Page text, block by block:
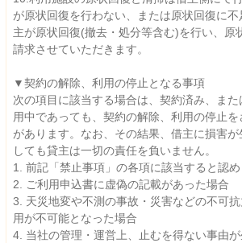
が原状回復を行わない、または原状回復に
主が原状回復(撤去・処分等含む)を行い、原
請求させていただきます。
▼契約の解除、利用の停止となる事項
次の項目に該当する場合は、契約済み、ま
用中であっても、契約の解除、利用の停止を
があります。なお、その結果、借主に損害が
しても貸主は一切の責任を負いません。
1. 前記「禁止事項」の各項に該当すると認
2. ご利用申込書に虚偽の記載があった場合
3. 天災地変や不測の事故・災害などの不可
用が不可能となった場合
4. 当社の管理・運営上、止むを得ない事由